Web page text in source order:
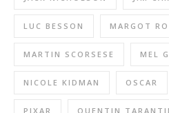
LUC BESSON MARGOT
MARTIN SCORSESE MEL
NICOLE KIDMAN OSCAR
PIXAR QUENTIN